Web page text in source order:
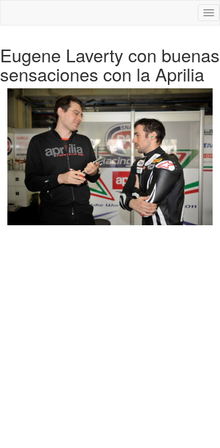
Eugene Laverty con buenas
sensaciones con la Aprilia